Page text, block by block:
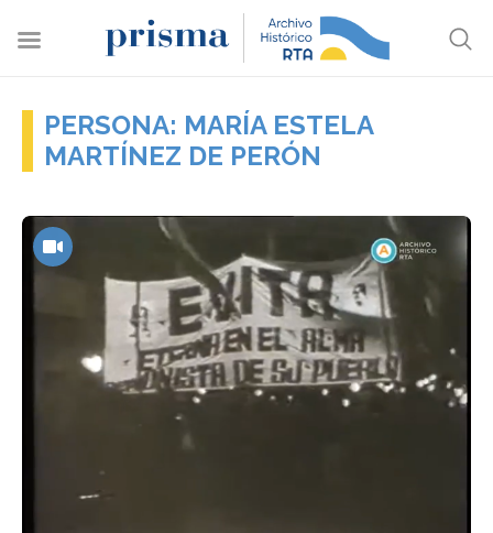
PERSONA: MARÍA ESTELA
MARTÍNEZ DE PERÓN